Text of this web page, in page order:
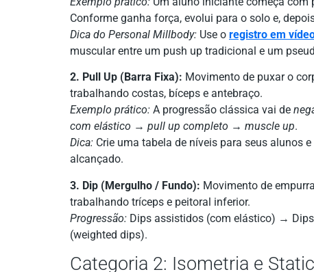
Conforme ganha força, evolui para o solo e,
Dica do Personal Millbody: Use o registro em
muscular entre um push up tradicional e um
2. Pull Up (Barra Fixa): Movimento de puxar o
trabalhando costas, bíceps e antebraço.
Exemplo prático: A progressão clássica vai de
com elástico → pull up completo → muscle up.
Dica: Crie uma tabela de níveis para seus alunos
alcançado.
3. Dip (Mergulho / Fundo): Movimento de
trabalhando tríceps e peitoral inferior.
Progressão: Dips assistidos (com elástico) →
(weighted dips).
Categoria 2: Isometria e